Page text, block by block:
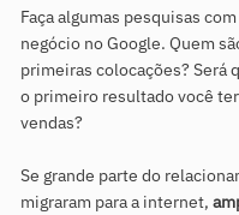
Faça algumas pesquisas
negócio no Google. Quem
primeiras colocações? Será
o primeiro resultado você
vendas?
Se grande parte do
migraram para a internet,